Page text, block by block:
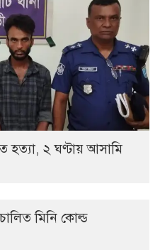
হত্যা, ২ ঘণ্টায় আসামি
মিনি কোল্ড